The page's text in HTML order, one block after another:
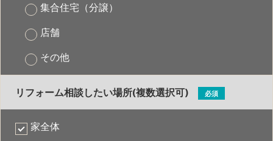
集合住宅（分譲）
店舗
その他
リフォーム相談したい場所(複数選択可) 必須
家全体